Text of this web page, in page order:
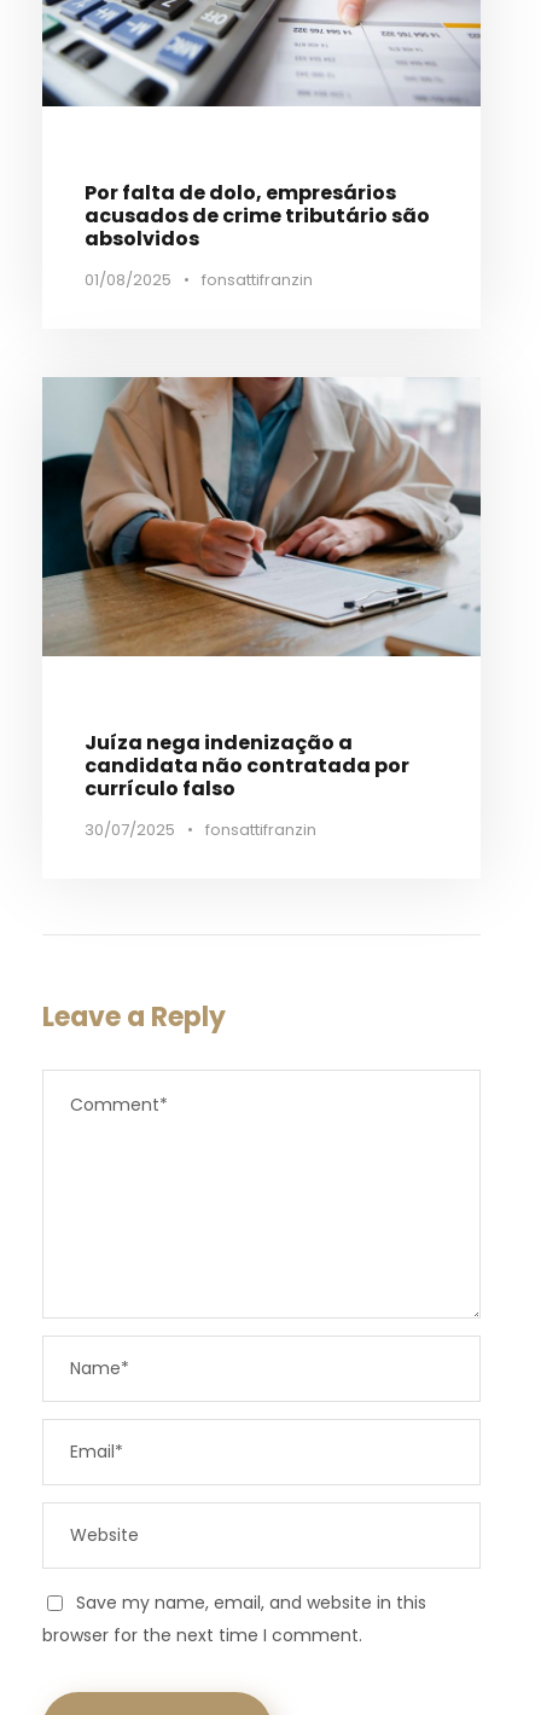
Por falta de dolo, empresários
acusados de crime tributário são
absolvidos
01/08/2025 • fonsattifranzin
Juíza nega indenização a
candidata não contratada por
currículo falso
30/07/2025 • fonsattifranzin
Leave a Reply
Save my name, email, and website in this
browser for the next time I comment.